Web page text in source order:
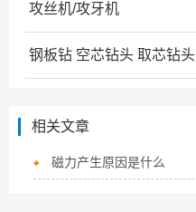
攻丝机/攻牙机
钢板钻 空芯钻头 取芯钻头
相关文章
磁力产生原因是什么